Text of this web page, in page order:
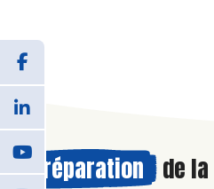
Préparation de la